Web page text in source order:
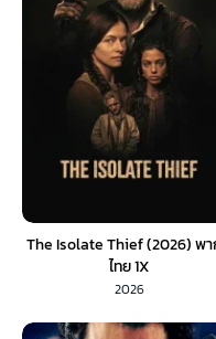
The Isolate Thief (2026) พ
ไทย 1X
2026